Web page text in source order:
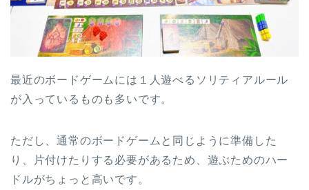
最近のボードゲームには１人遊べるソリティアルール
が入っているものも多いです。
ただし、通常のボードゲームと同じように準備した
り、片付けたりする必要があるため、遊ぶためのハー
ドルがちょっと高いです。